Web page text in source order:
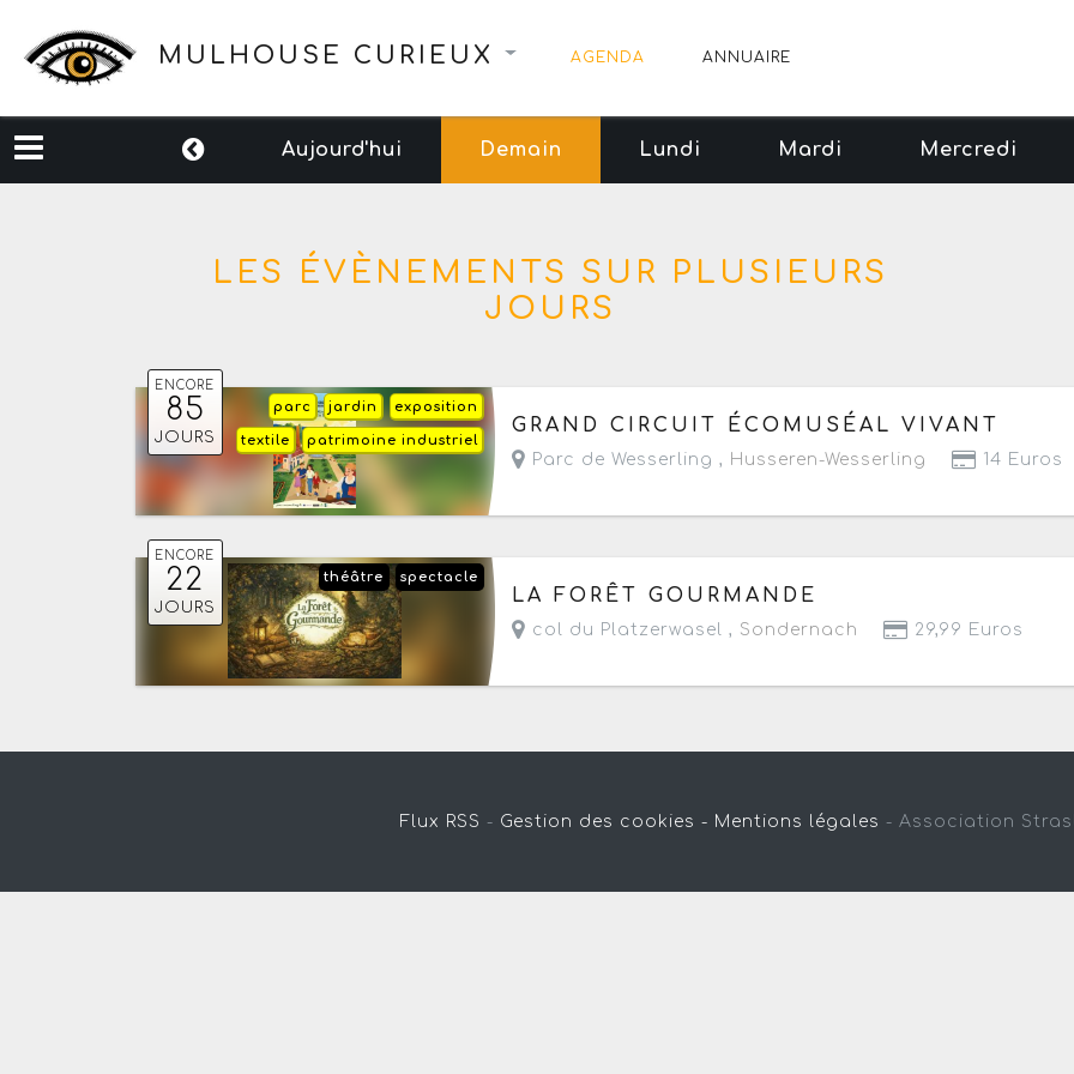
MULHOUSE CURIEUX AGENDA ANNUAIRE
Aujourd'hui Demain Lundi Mardi Mercredi
LES ÉVÈNEMENTS SUR PLUSIEURS
JOURS
ENCORE
85
JOURS
exposition
jardin
parc
patrimoine industriel
textile
Du vendredi 1 mai au dimanche 1 novembre 2026 - Ouvert
GRAND CIRCUIT ÉCOMUSÉAL VIVANT
Parc de Wesserling , Husseren-Wesserling 14 Euros
ENCORE
22
JOURS
spectacle
théâtre
Du samedi 27 juin au dimanche 30 août 2026
LA FORÊT GOURMANDE
col du Platzerwasel , Sondernach 29,99 Euros
Flux RSS - Gestion des cookies - Mentions légales - Association